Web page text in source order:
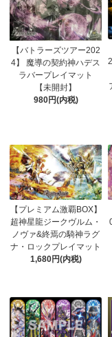
【バトラーズツアー202
4】 魔導の契約神ハデス
ラバープレイマット
【未開封】
980円(内税)
【プレミアム激覇BOX】
超神星龍ジークヴルム・
ノヴァ&終焉の騎神ラグ
ナ・ロックプレイマット
1,680円(内税)